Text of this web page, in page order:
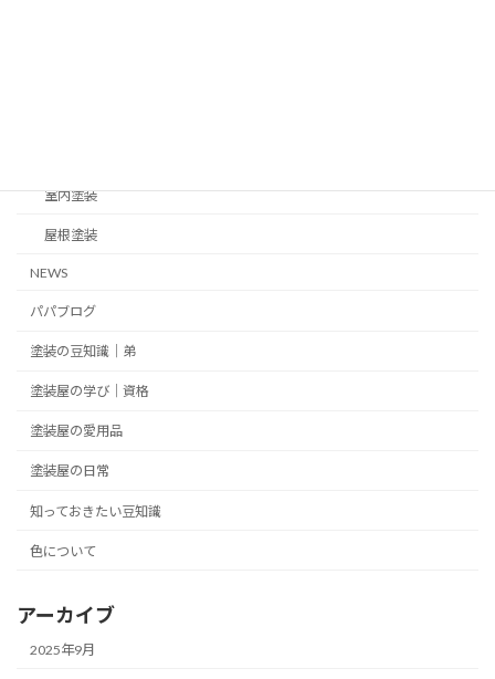
室内塗装
屋根塗装
NEWS
パパブログ
塗装の豆知識｜弟
塗装屋の学び｜資格
塗装屋の愛用品
塗装屋の日常
知っておきたい豆知識
色について
アーカイブ
2025年9月